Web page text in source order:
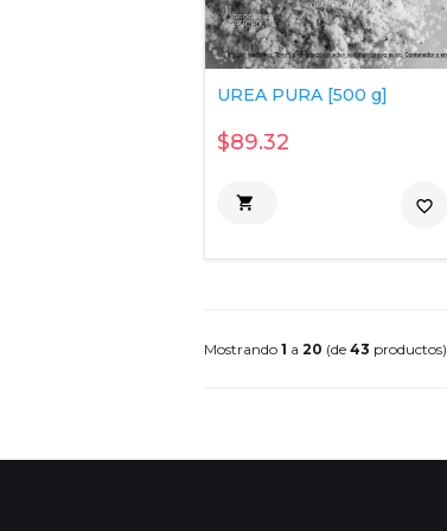
UREA PURA [500 g]
$89.32
 favorite_border
Mostrando 1 a 20 (de 43 productos)